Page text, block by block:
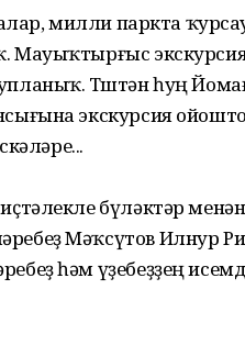
милли паркта
Мауыҡтырғыс
Төштән һуң
экскурсия
бүләктәр
Мәҡсүтов Илнур
һәм үҙебеҙҙең